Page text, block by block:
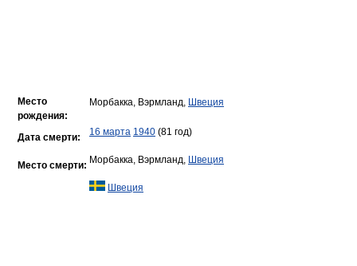
Место
рождения:
Морбакка, Вэрмланд, Швеция
Дата смерти: 16 марта 1940 (81 год)
Место смерти: Морбакка, Вэрмланд, Швеция
Швеция